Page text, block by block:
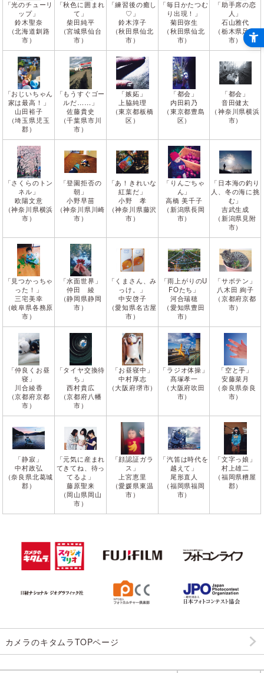
「光のチューリ
ップ」
鈴木聖奈
（北海道釧路
市）
「秋色に囲まれ
て」
柴田純平
（宮城県仙台
市）
「練習後の癒し
♡」
鈴木淳子
（秋田県仙北
市）
「毎日かたつむ
り出現！」
菊田弥生
（秋田県仙北
市）
「助手席の恋
人」
石山雅代
（栃木県足利
市）
「おじいちゃん
家は最高！」
山田裕子
（埼玉県児玉
郡）
「もうすぐゴー
ルだ……」
佐藤貴史
（千葉県市川
市）
「嫉妬」
上脇純理
（東京都板橋
区）
「都会」
内田莉乃
（東京都豊島
区）
「都会」
音田健太
（神奈川県横浜
市）
「さくらのトン
ネル」
欧陽文意
（神奈川県横浜
市）
「登園拒否の
朝」
小野早苗
（神奈川県川崎
市）
「あ！きれいな
紅葉だ」
小野 孝
（神奈川県藤沢
市）
「りんごちゃ
ん」
高橋 美千子
（新潟県長岡
市）
「日本海の釣り
人、冬の海に挑
む」
吉武生成
（新潟県見附
市）
「見つかっちゃ
った！」
三宅美幸
（岐阜県各務原
市）
「水面世界」
仲田 綾
（静岡県静岡
市）
「くまさん、み
っけ。」
中安啓子
（愛知県名古屋
市）
「雨上がりのU
FOたち」
河合瑞穂
（愛知県豊田
市）
「サボテン」
八木田 絢子
（京都府京都
市）
「仲良くお昼
寝」
川合綾香
（京都府京都
市）
「タイヤ交換待
ち」
西村貴広
（京都府八幡
市）
「お昼寝中」
中村厚志
（大阪府堺市）
「ラジオ体操」
髙塚孝一
（大阪府吹田
市）
「空と手」
安藤菜月
（奈良県奈良
市）
「静寂」
中村政弘
（奈良県北葛城
郡）
「元気に産まれ
てきてね、待っ
てるよ」
藤原聖来
（岡山県岡山
市）
「顔認証ガラ
ス」
上宮恵里
（愛媛県東温
市）
「汽笛は時代を
越えて」
尾形直人
（福岡県福岡
市）
「文字っ娘」
村上雄二
（福岡県糟屋
郡）
カメラのキタムラTOPページ